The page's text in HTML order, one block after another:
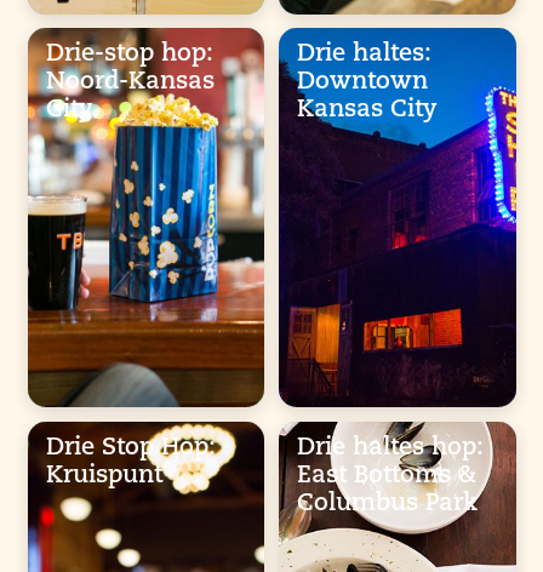
Drie-stop hop:
Noord-Kansas
City
Drie haltes:
Downtown
Kansas City
Drie Stop Hop:
Kruispunt
Drie haltes hop:
East Bottoms &
Columbus Park